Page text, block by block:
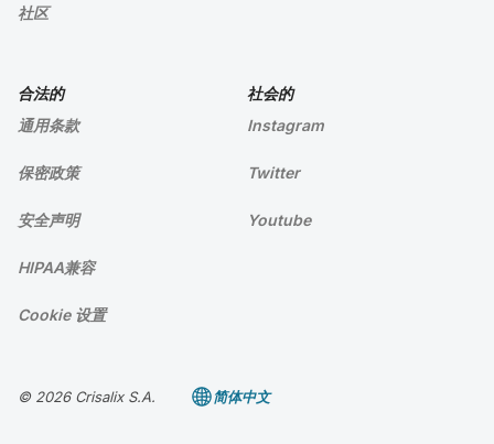
社区
合法的
通用条款
保密政策
安全声明
HIPAA兼容
Cookie 设置
社会的
Instagram
Twitter
Youtube
© 2026 Crisalix S.A. 简体中文